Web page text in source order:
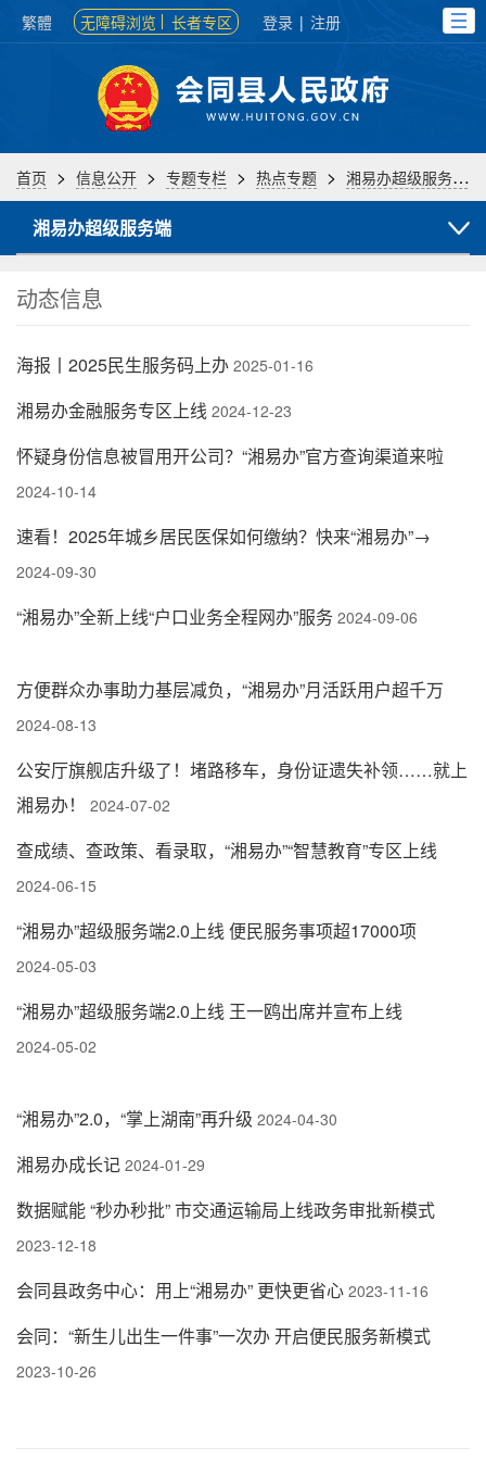
繁體 无障碍浏览 长者专区 登录 | 注册
首页 > 信息公开 > 专题专栏 > 热点专题 > 湘易办超级服务端
湘易办超级服务端
动态信息
海报丨2025民生服务码上办 2025-01-16
湘易办金融服务专区上线 2024-12-23
怀疑身份信息被冒用开公司？“湘易办”官方查询渠道来啦
2024-10-14
速看！2025年城乡居民医保如何缴纳？快来“湘易办”→
2024-09-30
“湘易办”全新上线“户口业务全程网办”服务 2024-09-06
方便群众办事助力基层减负，“湘易办”月活跃用户超千万
2024-08-13
公安厅旗舰店升级了！堵路移车，身份证遗失补领……就上
湘易办！
2024-07-02
查成绩、查政策、看录取，“湘易办”“智慧教育”专区上线
2024-06-15
“湘易办”超级服务端2.0上线 便民服务事项超17000项
2024-05-03
“湘易办”超级服务端2.0上线 王一鸥出席并宣布上线
2024-05-02
“湘易办”2.0，“掌上湖南”再升级 2024-04-30
湘易办成长记 2024-01-29
数据赋能 “秒办秒批” 市交通运输局上线政务审批新模式
2023-12-18
会同县政务中心：用上“湘易办” 更快更省心 2023-11-16
会同：“新生儿出生一件事”一次办 开启便民服务新模式
2023-10-26